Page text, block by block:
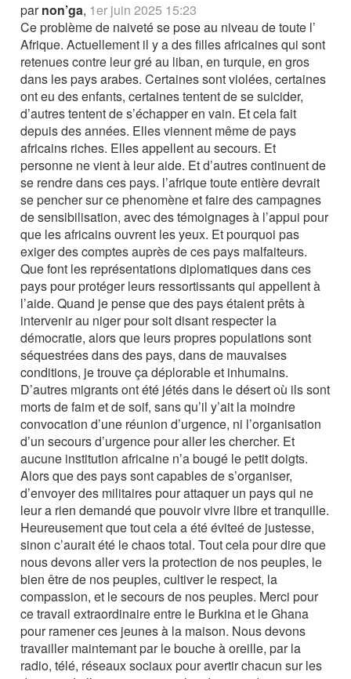
parnon’ga, 1er juin 2025 15:23
Ce problème de naiveté se pose au niveau de toute l’
Afrique. Actuellement il y a des filles africaines qui sont
retenues contre leur gré au liban, en turquie, en gros
dans les pays arabes. Certaines sont violées, certaines
ont eu des enfants, certaines tentent de se suicider,
d’autres tentent de s’échapper en vain. Et cela fait
depuis des années. Elles viennent même de pays
africains riches. Elles appellent au secours. Et
personne ne vient à leur aide. Et d’autres continuent de
se rendre dans ces pays. l’afrique toute entière devrait
se pencher sur ce phenomène et faire des campagnes
de sensibilisation, avec des témoignages à l’appui pour
que les africains ouvrent les yeux. Et pourquoi pas
exiger des comptes auprès de ces pays malfaiteurs.
Que font les représentations diplomatiques dans ces
pays pour protéger leurs ressortissants qui appellent à
l’aide. Quand je pense que des pays étaient prêts à
intervenir au niger pour soit disant respecter la
démocratie, alors que leurs propres populations sont
séquestrées dans des pays, dans de mauvaises
conditions, je trouve ça déplorable et inhumains.
D’autres migrants ont été jétés dans le désert où ils sont
morts de faim et de soif, sans qu’il y’ait la moindre
convocation d’une réunion d’urgence, ni l’organisation
d’un secours d’urgence pour aller les chercher. Et
aucune institution africaine n’a bougé le petit doigts.
Alors que des pays sont capables de s’organiser,
d’envoyer des militaires pour attaquer un pays qui ne
leur a rien demandé que pouvoir vivre libre et tranquille.
Heureusement que tout cela a été éviteé de justesse,
sinon c’aurait été le chaos total. Tout cela pour dire que
nous devons aller vers la protection de nos peuples, le
bien être de nos peuples, cultiver le respect, la
compassion, et le secours de nos peuples. Merci pour
ce travail extraordinaire entre le Burkina et le Ghana
pour ramener ces jeunes à la maison. Nous devons
travailler maintemant par le bouche à oreille, par la
radio, télé, réseaux sociaux pour avertir chacun sur les